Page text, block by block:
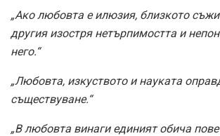
„Ако любовта е илюзия, близкото
другия изостря нетърпимостта и
него.“
„Любовта, изкуството и науката
съществуване.“
„В любовта винаги единият обича